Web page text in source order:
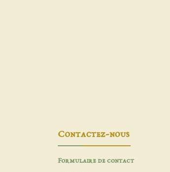
Contactez-nous
Formulaire de contact